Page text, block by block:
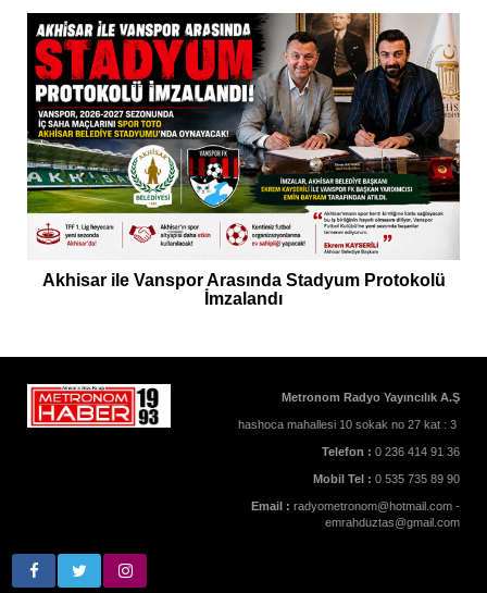
Akhisar ile Vanspor Arasında Stadyum Protokolü
İmzalandı
Metronom Radyo Yayıncılık A.Ş
hashoca mahallesi 10 sokak no 27 kat : 3
Telefon : 0 236 414 91 36
Mobil Tel : 0 535 735 89 90
Email : radyometronom@hotmail.com -
emrahduztas@gmail.com